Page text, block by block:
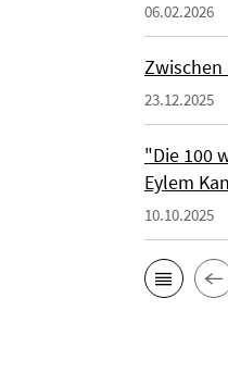
06.02.2026
Zwischen
23.12.2025
"Die 100
Eylem
10.10.2025